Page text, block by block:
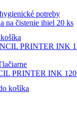
potreby
na čistenie ihiel 20 ks
PRINTER INK
košíka